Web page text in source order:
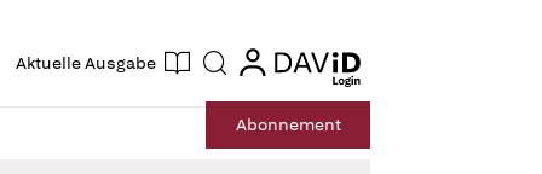
Aktuelle Ausgabe Suche login
login
Abonnement